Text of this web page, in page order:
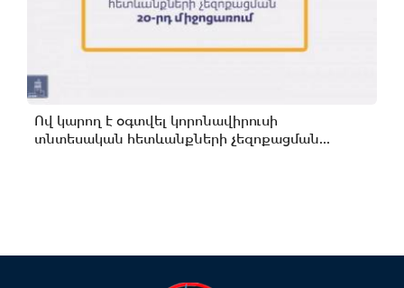
Ով կարող է օգտվել կորոնավիրուսի
տնտեսական հետևանքների չեզոքացման...